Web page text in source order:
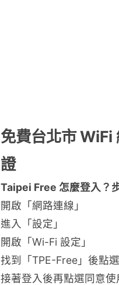
免費台北市
證
Taipei Free 怎麼登入？
開啟「網路連線」
進入「設定」
開啟「Wi-Fi 設定」
找到「TPE-Free」後點
接著登入後再點選同意